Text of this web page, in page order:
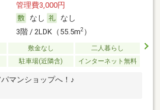
管理費3,000円
なし
なし
3階 / 2LDK（55.5m2）
敷金なし
二人暮らし
駐車場(近隣含) インターネット無料
マンショップへ！♪